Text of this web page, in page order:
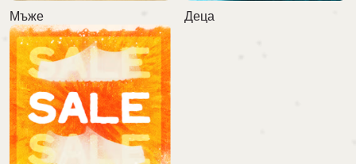
Мъже Деца